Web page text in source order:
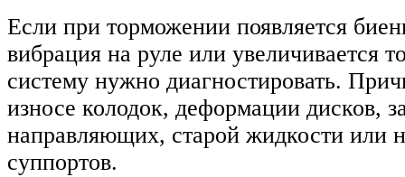
Если при торможении появляется
вибрация на руле или увеличивается
систему нужно диагностировать.
износе колодок, деформации дисков,
направляющих, старой жидкости или
суппортов.